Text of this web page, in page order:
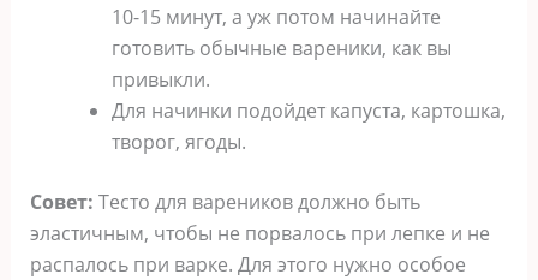
10-15 минут, а уж потом начинайте
готовить обычные вареники, как вы
привыкли.
Для начинки подойдет капуста, картошка,
творог, ягоды.
Совет: Тесто для вареников должно быть
эластичным, чтобы не порвалось при лепке и не
распалось при варке. Для этого нужно особое